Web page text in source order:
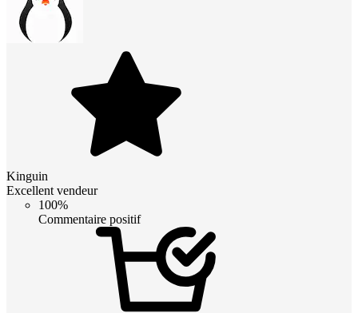
Kinguin
Excellent vendeur
100%
Commentaire positif